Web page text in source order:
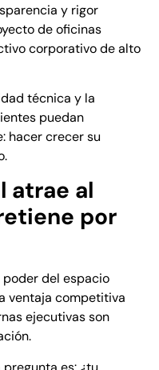
y rigor
de oficinas
corporativo de alto
técnica y la
puedan
hacer crecer su
atrae al
por
poder del espacio
ventaja competitiva
ejecutivas son